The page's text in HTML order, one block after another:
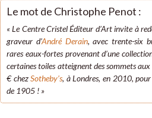
Le mot de Christophe Penot :
« Le Centre Cristel Éditeur d’Art invite à
graveur d’André Derain, avec trente-six
rares eaux-fortes provenant d’une
certaines toiles atteignent des sommets
€ chezSotheby’s, à Londres, en 2010, pour
de 1905 ! »